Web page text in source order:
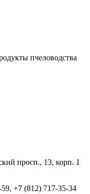
пчеловодства
просп., 13, корп. 1
+7 (812) 717-35-34